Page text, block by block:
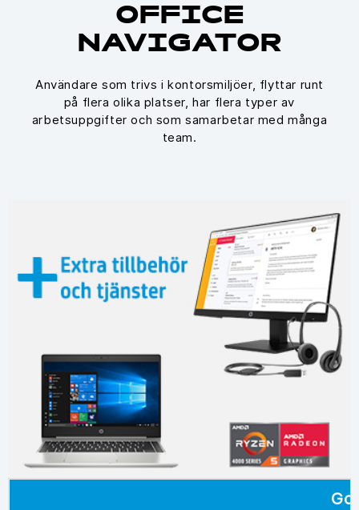
OFFICE
NAVIGATOR
Användare som trivs i kontorsmiljöer, flyttar runt
på flera olika platser, har flera typer av
arbetsuppgifter och som samarbetar med många
team.